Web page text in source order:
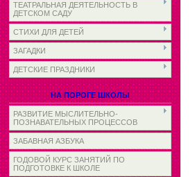
ТЕАТРАЛЬНАЯ ДЕЯТЕЛЬНОСТЬ В
ДЕТСКОМ САДУ
СТИХИ ДЛЯ ДЕТЕЙ
ЗАГАДКИ
ДЕТСКИЕ ПРАЗДНИКИ
НА ПОРОГЕ ШКОЛЫ
РАЗВИТИЕ МЫСЛИТЕЛЬНО-
ПОЗНАВАТЕЛЬНЫХ ПРОЦЕССОВ
ЗАБАВНАЯ АЗБУКА
ГОДОВОЙ КУРС ЗАНЯТИЙ ПО
ПОДГОТОВКЕ К ШКОЛЕ